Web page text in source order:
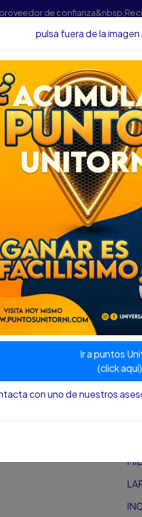
de
De Medición Láser Y
pulsa fuera de la
Ir a puntos
(click aquí)
con uno de nuestros